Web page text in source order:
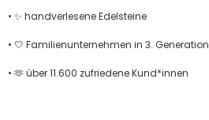
• ✨ handverlesene Edelsteine
• 🤍 Familienunternehmen in 3. Generation
• 🫶 über 11.600 zufriedene Kund*innen